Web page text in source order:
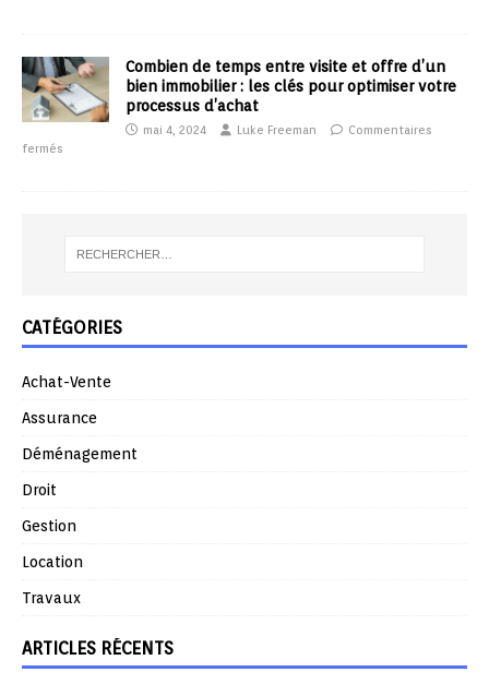
Combien de temps entre visite et offre d’un
bien immobilier : les clés pour optimiser votre
processus d’achat
mai 4, 2024 Luke Freeman
Commentaires
fermés
CATÉGORIES
Achat-Vente
Assurance
Déménagement
Droit
Gestion
Location
Travaux
ARTICLES RÉCENTS